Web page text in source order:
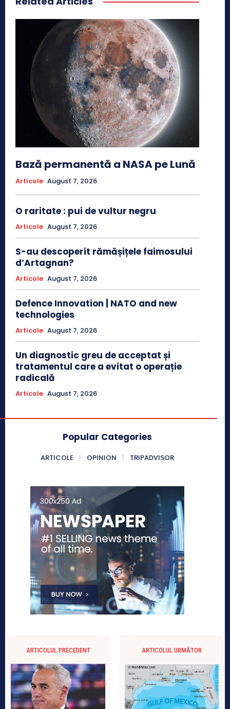
Bază permanentă a NASA pe Lună
Articole August 7, 2026
O raritate : pui de vultur negru
Articole August 7, 2026
S-au descoperit rămășițele faimosului
d’Artagnan?
Articole August 7, 2026
Defence Innovation | NATO and new
technologies
Articole August 7, 2026
Un diagnostic greu de acceptat și
tratamentul care a evitat o operație
radicală
Articole August 7, 2026
Popular Categories
ARTICOLE OPINION TRIPADVISOR
ARTICOLUL PRECEDENT ARTICOLUL URMĂTOR